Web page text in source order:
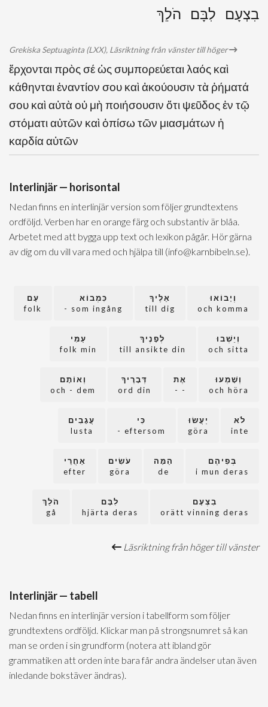
בִצְעָם לִבָּם הֹלֵךְ
Grekiska Septuaginta (LXX), Läsriktning från vänster till höger
ἔρχονται πρὸς σέ ὡς συμπορεύεται λαός καὶ
κάθηνται ἐναντίον σου καὶ ἀκούουσιν τὰ ῥήματά
σου καὶ αὐτὰ οὐ μὴ ποιήσουσιν ὅτι ψεῦδος ἐν τῷ
στόματι αὐτῶν καὶ ὀπίσω τῶν μιασμάτων ἡ
καρδία αὐτῶν
Interlinjär — horisontal
Nedan finns en interlinjär version som följer grundtextens
ordföljd. Verben har en orange färg och substantiv är blåa.
Arbetet med att bygga upp text och lexikon pågår. Hör gärna
av dig om du vill vara med och hjälpa till (info@karnbibeln.se).
וְיָבוֹאוּ
och komma
אֵלֶיךָ
till dig
כִּמְבוֹא
som ingång -
עָם
folk
וְיֵשְׁבוּ
och sitta
לְפָנֶיךָ
till ansikte din
עַמִּי
folk min
וְשָׁמְעוּ
och höra
אֶת
- -
דְּבָרֶיךָ
ord din
וְאוֹתָם
och - dem
לֹא
inte
יַעֲשׂוּ
göra
כִּי
eftersom -
עֲגָבִים
lusta
בְּפִיהֶם
i mun deras
הֵמָּה
de
עֹשִׂים
göra
אַחֲרֵי
efter
בִצְעָם
orätt vinning deras
לִבָּם
hjärta deras
הֹלֵךְ
gå
Läsriktning från höger till vänster
Interlinjär — tabell
Nedan finns en interlinjär version i tabellform som följer
grundtextens ordföljd. Klickar man på strongsnumret så kan
man se orden i sin grundform (notera att ibland gör
grammatiken att orden inte bara får andra ändelser utan även
inledande bokstäver ändras).